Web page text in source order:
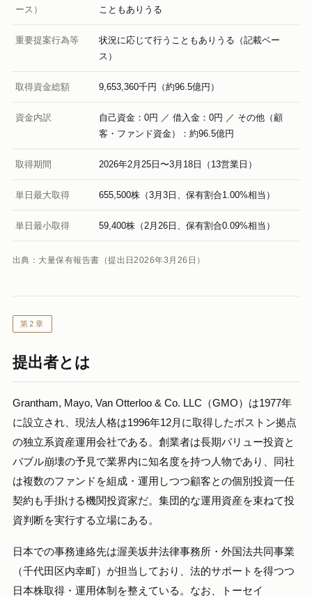
ース）
こともありうる
重要提案行為等
状況に応じて行うこともありうる（記載ベー
ス）
取得資金総額 9,653,360千円（約96.5億円）
資金内訳
自己資金：0円 ／ 借入金：0円 ／ その他（顧
客・ファンド資金）：約96.5億円
取得期間 2026年2月25日〜3月18日（13営業日）
単日最大取得 655,500株（3月3日、保有割合1.00%相当）
単日最小取得 59,400株（2月26日、保有割合0.09%相当）
出典：大量保有報告書（提出日2026年3月26日）
第2章
提出者とは
Grantham, Mayo, Van Otterloo & Co. LLC（GMO）は1977年
に設立され、現法人格は1996年12月に取得したボストン拠点
の独立系資産運用会社である。創業者は長期バリュー投資と
バブル崩壊の予見で業界内に知名度を持つ人物であり、同社
は複数のファンドを組成・運用しつつ顧客との個別投資一任
契約も手掛ける機関投資家だ。集団的な運用資産を束ねて投
資判断を実行する立場にある。
日本での事務連絡先は渥美坂井法律事務所・外国法共同事業
（千代田区内幸町）が担当しており、法的サポートを得つつ
日本株取得・運用体制を整えている。なお、トーセイ